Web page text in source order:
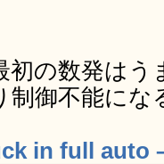
初の数発は
制御不能に
in full auto